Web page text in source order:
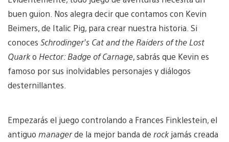
buen guion. Nos alegra decir que contamos con Kevin
Beimers, de Italic Pig, para crear nuestra historia. Si
conoces Schrodinger’s Cat and the Raiders of the Lost
Quarko Hector: Badge of Carnage, sabrás que Kevin es
famoso por sus inolvidables personajes y diálogos
desternillantes.
Empezarás el juego controlando a Frances Finklestein, el
antiguo managerde la mejor banda de rockjamás creada